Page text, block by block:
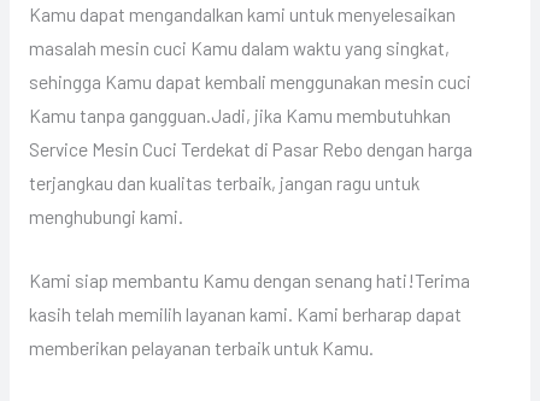
Kamu dapat mengandalkan kami untuk menyelesaikan
masalah mesin cuci Kamu dalam waktu yang singkat,
sehingga Kamu dapat kembali menggunakan mesin cuci
Kamu tanpa gangguan.Jadi, jika Kamu membutuhkan
Service Mesin Cuci Terdekat di Pasar Rebo dengan harga
terjangkau dan kualitas terbaik, jangan ragu untuk
menghubungi kami.
Kami siap membantu Kamu dengan senang hati!Terima
kasih telah memilih layanan kami. Kami berharap dapat
memberikan pelayanan terbaik untuk Kamu.